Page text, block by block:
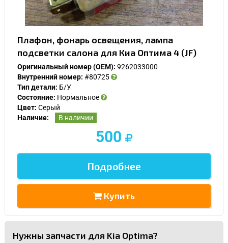
Плафон, фонарь освещения, лампа
подсветки салона для Киа Оптима 4 (JF)
Оригинальный номер (OEM): 9262033000
Внутренний номер: #80725
Тип детали: Б/У
Состояние: Нормальное
Цвет: Серый
Наличие:
В наличии
500
Подробнее
Купить
Нужны запчасти для Kia Optima?